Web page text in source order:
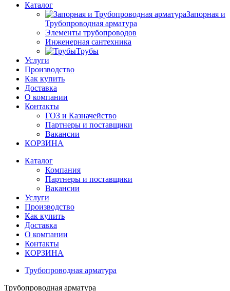
Каталог
Запорная и
Трубопроводная арматура
Элементы трубопроводов
Инженерная сантехника
Трубы
Услуги
Производство
Как купить
Доставка
О компании
Контакты
ГОЗ и Казначейство
Партнеры и поставщики
Вакансии
КОРЗИНА
Каталог
Компания
Партнеры и поставщики
Вакансии
Услуги
Производство
Как купить
Доставка
О компании
Контакты
КОРЗИНА
Трубопроводная арматура
Трубопроводная арматура